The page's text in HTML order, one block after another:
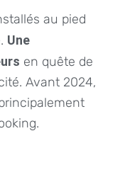
au pied
Une
en quête de
Avant 2024,